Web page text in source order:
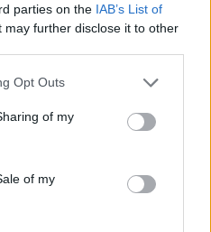
parties on the IAB’s List of
may further disclose it to other
Opt Outs
of my
of my
MAIS DO AUTOR